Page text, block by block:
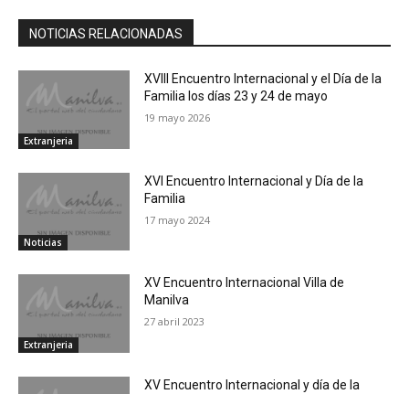
NOTICIAS RELACIONADAS
Extranjeria
XVIII Encuentro Internacional y el Día de la
Familia los días 23 y 24 de mayo
19 mayo 2026
Noticias
XVI Encuentro Internacional y Día de la
Familia
17 mayo 2024
Extranjeria
XV Encuentro Internacional Villa de
Manilva
27 abril 2023
XV Encuentro Internacional y día de la